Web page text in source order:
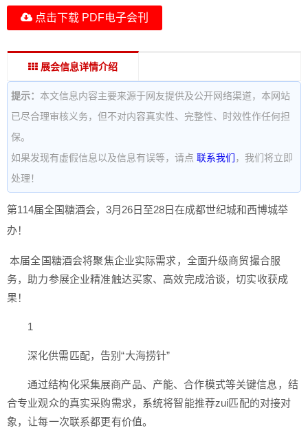
点击下载 PDF电子会刊
展会信息详情介绍
提示： 本文信息内容主要来源于网友提供及公开网络渠道，本网站
已尽合理审核义务，但不对内容真实性、完整性、时效性作任何担
保。
如果发现有虚假信息以及信息有误等，请点 联系我们 ，我们将立即
处理！
第114届全国糖酒会，3月26日至28日在成都世纪城和西博城举
办！
本届全国糖酒会将聚焦企业实际需求，全面升级商贸撮合服
务，助力参展企业精准触达买家、高效完成洽谈，切实收获成
果！
1
深化供需匹配，告别“大海捞针”
通过结构化采集展商产品、产能、合作模式等关键信息，结
合专业观众的真实采购需求，系统将智能推荐zui匹配的对接对
象，让每一次联系都更有价值。